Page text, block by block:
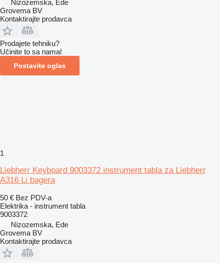
Nizozemska, Ede
Grovema BV
Kontaktirajte prodavca
Prodajete tehniku?
Učinite to sa nama!
Postavite oglas
1
Liebherr Keyboard 9003372 instrument tabla za Liebherr
A316 Li bagera
50 € Bez PDV-a
Elektrika - instrument tabla
9003372
Nizozemska, Ede
Grovema BV
Kontaktirajte prodavca